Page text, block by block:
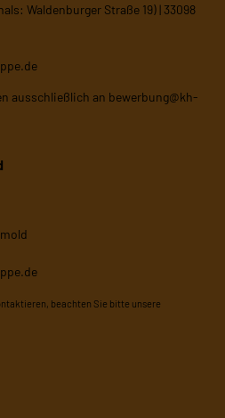
Waldenburger Straße 19) | 33098
ausschließlich an bewerbung@kh-
beachten Sie bitte unsere